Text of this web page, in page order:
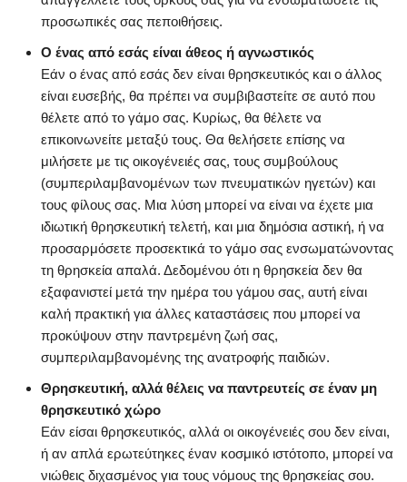
προσωπικές σας πεποιθήσεις.
Ο ένας από εσάς είναι άθεος ή αγνωστικός
Εάν ο ένας από εσάς δεν είναι θρησκευτικός και ο άλλος
είναι ευσεβής, θα πρέπει να συμβιβαστείτε σε αυτό που
θέλετε από το γάμο σας. Κυρίως, θα θέλετε να
επικοινωνείτε μεταξύ τους. Θα θελήσετε επίσης να
μιλήσετε με τις οικογένειές σας, τους συμβούλους
(συμπεριλαμβανομένων των πνευματικών ηγετών) και
τους φίλους σας. Μια λύση μπορεί να είναι να έχετε μια
ιδιωτική θρησκευτική τελετή, και μια δημόσια αστική, ή να
προσαρμόσετε προσεκτικά το γάμο σας ενσωματώνοντας
τη θρησκεία απαλά. Δεδομένου ότι η θρησκεία δεν θα
εξαφανιστεί μετά την ημέρα του γάμου σας, αυτή είναι
καλή πρακτική για άλλες καταστάσεις που μπορεί να
προκύψουν στην παντρεμένη ζωή σας,
συμπεριλαμβανομένης της ανατροφής παιδιών.
Θρησκευτική, αλλά θέλεις να παντρευτείς σε έναν μη
θρησκευτικό χώρο
Εάν είσαι θρησκευτικός, αλλά οι οικογένειές σου δεν είναι,
ή αν απλά ερωτεύτηκες έναν κοσμικό ιστότοπο, μπορεί να
νιώθεις διχασμένος για τους νόμους της θρησκείας σου.